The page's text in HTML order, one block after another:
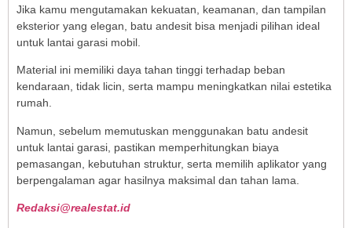
Jika kamu mengutamakan kekuatan, keamanan, dan tampilan
eksterior yang elegan, batu andesit bisa menjadi pilihan ideal
untuk lantai garasi mobil.
Material ini memiliki daya tahan tinggi terhadap beban
kendaraan, tidak licin, serta mampu meningkatkan nilai estetika
rumah.
Namun, sebelum memutuskan menggunakan batu andesit
untuk lantai garasi, pastikan memperhitungkan biaya
pemasangan, kebutuhan struktur, serta memilih aplikator yang
berpengalaman agar hasilnya maksimal dan tahan lama.
Redaksi@realestat.id